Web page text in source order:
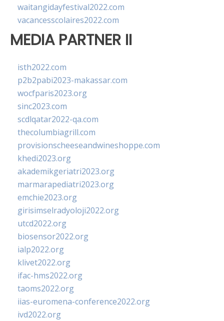
waitangidayfestival2022.com
vacancesscolaires2022.com
MEDIA PARTNER II
isth2022.com
p2b2pabi2023-makassar.com
wocfparis2023.org
sinc2023.com
scdlqatar2022-qa.com
thecolumbiagrill.com
provisionscheeseandwineshoppe.com
khedi2023.org
akademikgeriatri2023.org
marmarapediatri2023.org
emchie2023.org
girisimselradyoloji2022.org
utcd2022.org
biosensor2022.org
ialp2022.org
klivet2022.org
ifac-hms2022.org
taoms2022.org
iias-euromena-conference2022.org
ivd2022.org